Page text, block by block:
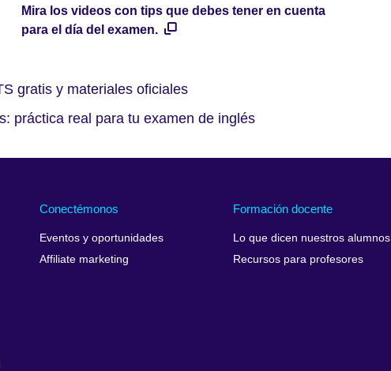
Mira los videos con tips que debes tener en cuenta
para el día del examen.
gratis y materiales oficiales
práctica real para tu examen de inglés
Conectémonos
Eventos y oportunidades
Affiliate marketing
Formación docente
Lo que dicen nuestros alumnos
Recursos para profesores